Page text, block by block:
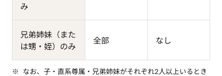
み
兄弟姉妹（また
は甥・姪）のみ
全部 なし
なお、子・直系尊属・兄弟姉妹がそれぞれ2人以上いるとき